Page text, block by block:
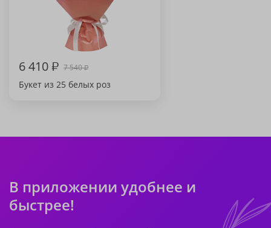
6 410₽ 7 540₽
Букет из 25 белых роз
В приложении удобнее и
быстрее!